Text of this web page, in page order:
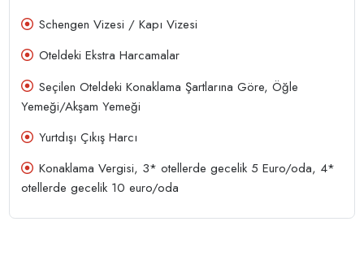
Schengen Vizesi / Kapı Vizesi
Oteldeki Ekstra Harcamalar
Seçilen Oteldeki Konaklama Şartlarına Göre, Öğle
Yemeği/Akşam Yemeği
Yurtdışı Çıkış Harcı
Konaklama Vergisi, 3* otellerde gecelik 5 Euro/oda, 4*
otellerde gecelik 10 euro/oda